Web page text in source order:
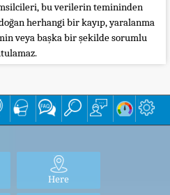
bu verilerin temininden
herhangi bir kayıp, yaralanma
veya başka bir şekilde sorumlu
Here